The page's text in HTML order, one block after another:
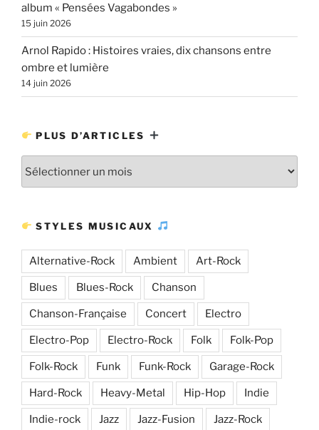
album « Pensées Vagabondes »
15 juin 2026
Arnol Rapido : Histoires vraies, dix chansons entre
ombre et lumière
14 juin 2026
PLUS D’ARTICLES
STYLES MUSICAUX
Alternative-Rock Ambient Art-Rock
Blues Blues-Rock Chanson
Chanson-Française Concert Electro
Electro-Pop Electro-Rock Folk Folk-Pop
Folk-Rock Funk Funk-Rock Garage-Rock
Hard-Rock Heavy-Metal Hip-Hop Indie
Indie-rock Jazz Jazz-Fusion Jazz-Rock